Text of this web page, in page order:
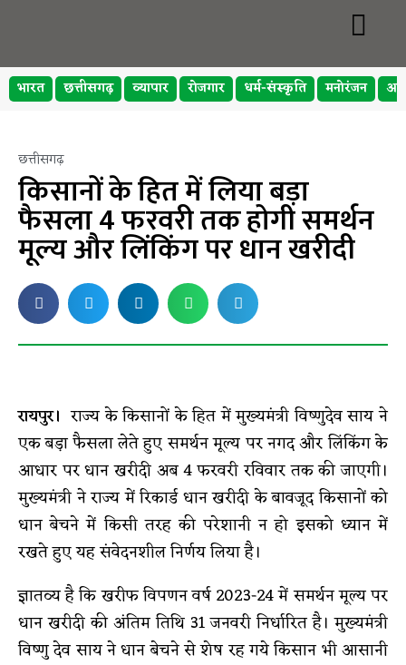
भारत छत्तीसगढ़ व्यापार रोजगार धर्म-संस्कृति मनोरंजन
छत्तीसगढ़
किसानों के हित में लिया बड़ा
फैसला 4 फरवरी तक होगी समर्थन
मूल्य और लिंकिंग पर धान खरीदी
रायपुर। राज्य के किसानों के हित में मुख्यमंत्री विष्णुदेव साय ने
एक बड़ा फैसला लेते हुए समर्थन मूल्य पर नगद और लिंकिंग के
आधार पर धान खरीदी अब 4 फरवरी रविवार तक की जाएगी।
मुख्यमंत्री ने राज्य में रिकार्ड धान खरीदी के बावजूद किसानों को
धान बेचने में किसी तरह की परेशानी न हो इसको ध्यान में
रखते हुए यह संवेदनशील निर्णय लिया है।
ज्ञातव्य है कि खरीफ विपणन वर्ष 2023-24 में समर्थन मूल्य पर
धान खरीदी की अंतिम तिथि 31 जनवरी निर्धारित है। मुख्यमंत्री
विष्णु देव साय ने धान बेचने से शेष रह गये किसान भी आसानी